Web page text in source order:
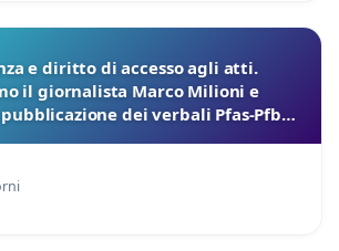
e diritto di accesso agli atti.
il giornalista Marco Milioni e
dei verbali Pfas-Pfba